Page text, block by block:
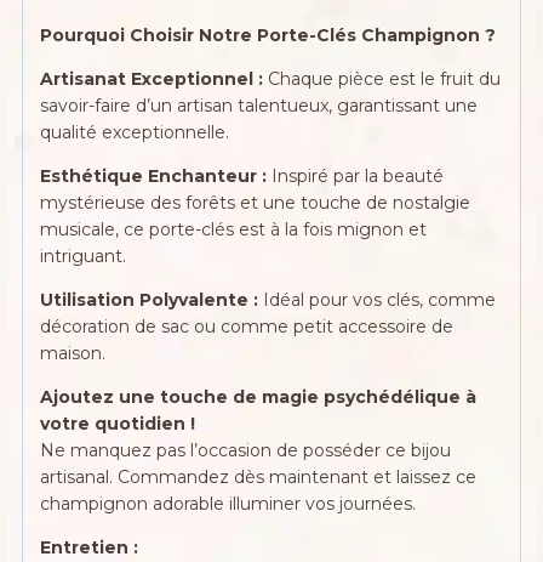
Pourquoi Choisir Notre Porte-Clés Champignon ?
Artisanat Exceptionnel : Chaque pièce est le fruit du
savoir-faire d’un artisan talentueux, garantissant une
qualité exceptionnelle.
Esthétique Enchanteur : Inspiré par la beauté
mystérieuse des forêts et une touche de nostalgie
musicale, ce porte-clés est à la fois mignon et
intriguant.
Utilisation Polyvalente : Idéal pour vos clés, comme
décoration de sac ou comme petit accessoire de
maison.
Ajoutez une touche de magie psychédélique à
votre quotidien !
Ne manquez pas l’occasion de posséder ce bijou
artisanal. Commandez dès maintenant et laissez ce
champignon adorable illuminer vos journées.
Entretien :